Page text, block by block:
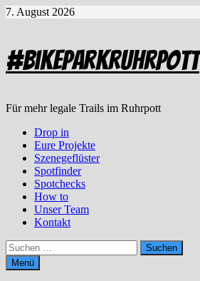
Zum
7. August 2026
#BikeparkRuhrpott
Für mehr legale Trails im Ruhrpott
Drop in
Eure Projekte
Szenegeflüster
Spotfinder
Spotchecks
How to
Unser Team
Kontakt
Suchen
nach:
Menü